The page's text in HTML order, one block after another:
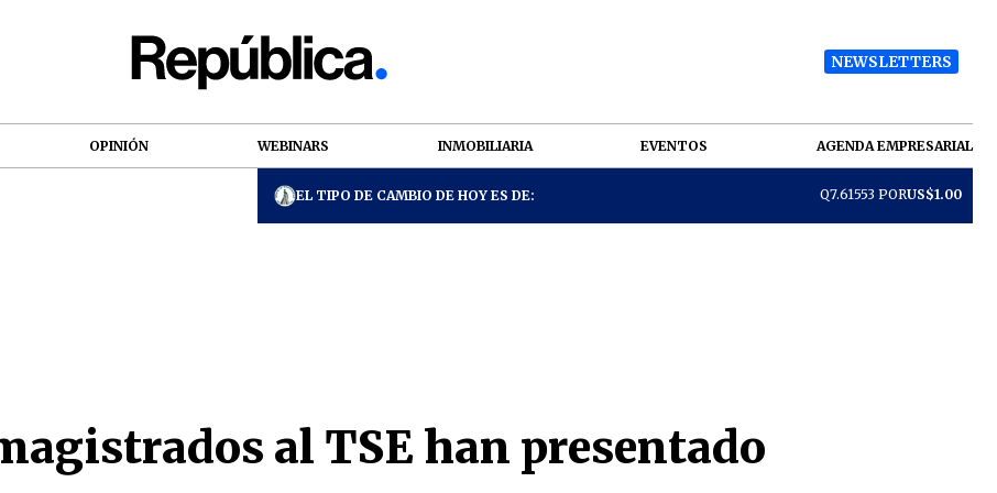
NEWSLETTERS
OPINIÓN WEBINARS INMOBILIARIA EVENTOS AGENDA EMPRESARIAL
EL TIPO DE CAMBIO DE HOY ES DE: Q7.61553 PORUS$1.00
al TSE han presentado